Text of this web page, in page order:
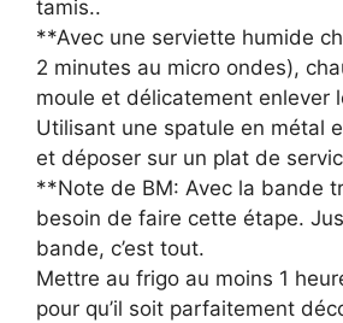
tamis..
**Avec une serviette humide
2 minutes au micro ondes),
moule et délicatement enlever
Utilisant une spatule en métal
et déposer sur un plat de
**Note de BM: Avec la bande
besoin de faire cette étape.
bande, c’est tout.
Mettre au frigo au moins 1
pour qu’il soit parfaitement